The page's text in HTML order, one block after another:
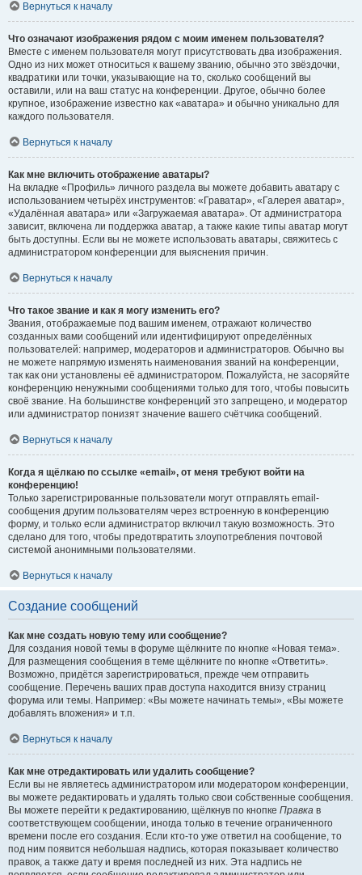
Вернуться к началу
Что означают изображения рядом с моим именем пользователя?
Вместе с именем пользователя могут присутствовать два изображения.
Одно из них может относиться к вашему званию, обычно это звёздочки,
квадратики или точки, указывающие на то, сколько сообщений вы
оставили, или на ваш статус на конференции. Другое, обычно более
крупное, изображение известно как «аватара» и обычно уникально для
каждого пользователя.
Вернуться к началу
Как мне включить отображение аватары?
На вкладке «Профиль» личного раздела вы можете добавить аватару с
использованием четырёх инструментов: «Граватар», «Галерея аватар»,
«Удалённая аватара» или «Загружаемая аватара». От администратора
зависит, включена ли поддержка аватар, а также какие типы аватар могут
быть доступны. Если вы не можете использовать аватары, свяжитесь с
администратором конференции для выяснения причин.
Вернуться к началу
Что такое звание и как я могу изменить его?
Звания, отображаемые под вашим именем, отражают количество
созданных вами сообщений или идентифицируют определённых
пользователей: например, модераторов и администраторов. Обычно вы
не можете напрямую изменять наименования званий на конференции,
так как они установлены её администратором. Пожалуйста, не засоряйте
конференцию ненужными сообщениями только для того, чтобы повысить
своё звание. На большинстве конференций это запрещено, и модератор
или администратор понизят значение вашего счётчика сообщений.
Вернуться к началу
Когда я щёлкаю по ссылке «email», от меня требуют войти на
конференцию!
Только зарегистрированные пользователи могут отправлять email-
сообщения другим пользователям через встроенную в конференцию
форму, и только если администратор включил такую возможность. Это
сделано для того, чтобы предотвратить злоупотребления почтовой
системой анонимными пользователями.
Вернуться к началу
Создание сообщений
Как мне создать новую тему или сообщение?
Для создания новой темы в форуме щёлкните по кнопке «Новая тема».
Для размещения сообщения в теме щёлкните по кнопке «Ответить».
Возможно, придётся зарегистрироваться, прежде чем отправить
сообщение. Перечень ваших прав доступа находится внизу страниц
форума или темы. Например: «Вы можете начинать темы», «Вы можете
добавлять вложения» и т.п.
Вернуться к началу
Как мне отредактировать или удалить сообщение?
Если вы не являетесь администратором или модератором конференции,
вы можете редактировать и удалять только свои собственные сообщения.
Вы можете перейти к редактированию, щёлкнув по кнопке Правка в
соответствующем сообщении, иногда только в течение ограниченного
времени после его создания. Если кто-то уже ответил на сообщение, то
под ним появится небольшая надпись, которая показывает количество
правок, а также дату и время последней из них. Эта надпись не